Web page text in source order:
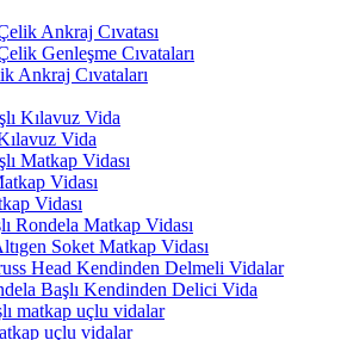
Ankraj Cıvatası
Genleşme Cıvataları
Ankraj Cıvataları
Kılavuz Vida
Vida
Matkap Vidası
Vidası
Vidası
Rondela Matkap Vidası
Soket Matkap Vidası
Head Kendinden Delmeli Vidalar
Başlı Kendinden Delici Vida
matkap uçlu vidalar
uçlu vidalar